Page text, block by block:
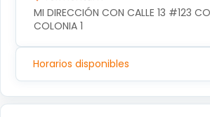
MI DIRECCIÓN CON CALLE 13 #123
COLONIA 1
Horarios disponibles